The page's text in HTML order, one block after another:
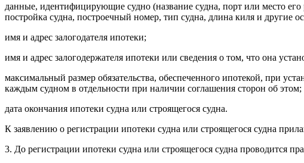
данные, идентифицирующие судно (название судна, порт или место
постройка судна, построечный номер, тип судна, длина киля и другие
имя и адрес залогодателя ипотеки;
имя и адрес залогодержателя ипотеки или сведения о том, что она
максимальный размер обязательства, обеспеченного ипотекой, при
каждым судном в отдельности при наличии соглашения сторон об этом;
дата окончания ипотеки судна или строящегося судна.
К заявлению о регистрации ипотеки судна или строящегося судна
3. До регистрации ипотеки судна или строящегося судна проводится